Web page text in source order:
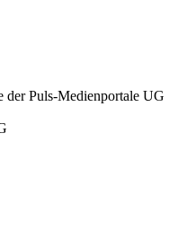
Puls-Medienportale UG